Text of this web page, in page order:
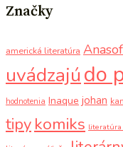
Značky
americká literatúra
uvádzajúdo
hodnotenia Inaque johan
tipy komiks literatúra